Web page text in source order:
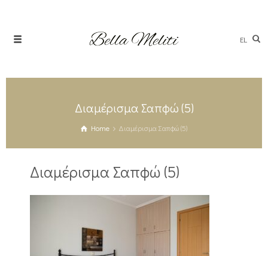
EL
Διαμέρισμα Σαπφώ (5)
Home Διαμέρισμα Σαπφώ (5)
Διαμέρισμα Σαπφώ (5)